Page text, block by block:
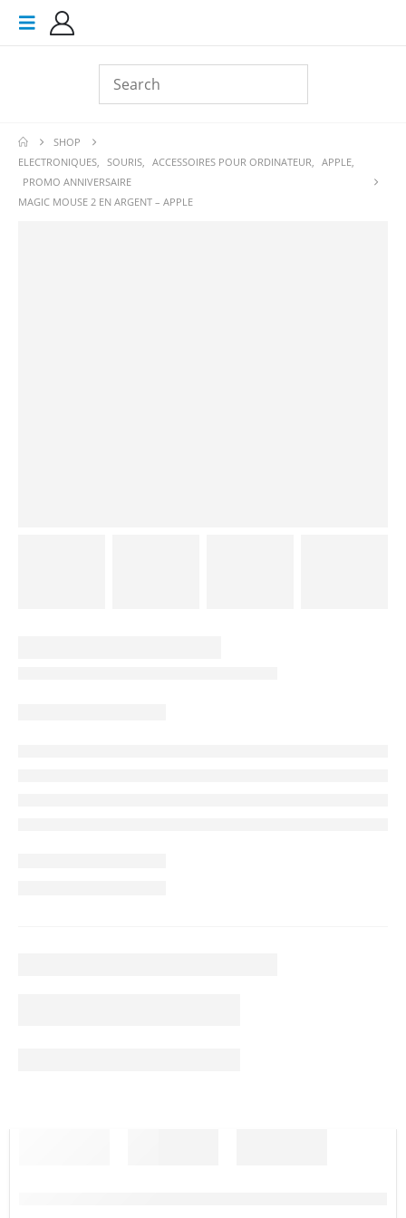
SHOP
ELECTRONIQUES, SOURIS, ACCESSOIRES POUR ORDINATEUR, APPLE,
PROMO ANNIVERSAIRE
MAGIC MOUSE 2 EN ARGENT – APPLE